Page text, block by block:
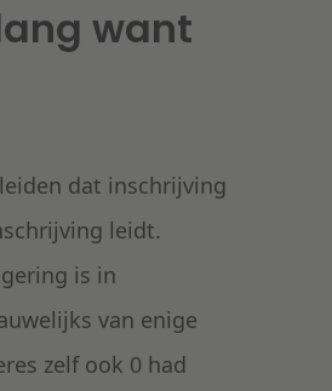
want
dat inschrijving
leidt.
is in
van enige
zelf ook 0 had